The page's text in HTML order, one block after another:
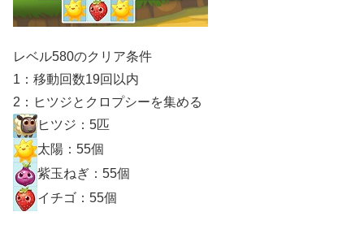
レベル580のクリア条件
1：移動回数19回以内
2：ヒツジとクロプシーを集める
ヒツジ：5匹
太陽：55個
紫玉ねぎ：55個
イチゴ：55個